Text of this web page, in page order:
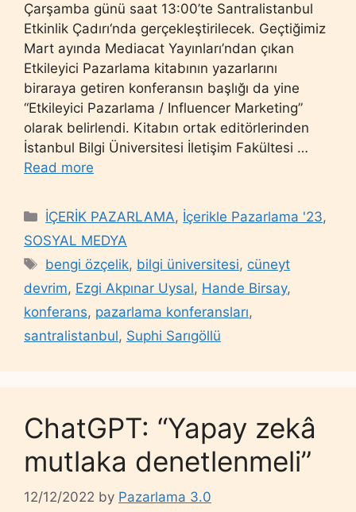
Çarşamba günü saat 13:00’te Santralistanbul
Etkinlik Çadırı‘nda gerçekleştirilecek. Geçtiğimiz
Mart ayında Mediacat Yayınları’ndan çıkan
Etkileyici Pazarlama kitabının yazarlarını
biraraya getiren konferansın başlığı da yine
“Etkileyici Pazarlama / Influencer Marketing”
olarak belirlendi. Kitabın ortak editörlerinden
İstanbul Bilgi Üniversitesi İletişim Fakültesi …
Read more
Categories
İÇERİK PAZARLAMA, İçerikle Pazarlama '23,
SOSYAL MEDYA
Tags
bengi özçelik, bilgi üniversitesi, cüneyt
devrim, Ezgi Akpınar Uysal, Hande Birsay,
konferans, pazarlama konferansları,
santralistanbul, Suphi Sarıgöllü
ChatGPT: “Yapay zekâ
mutlaka denetlenmeli”
12/12/2022 by Pazarlama 3.0